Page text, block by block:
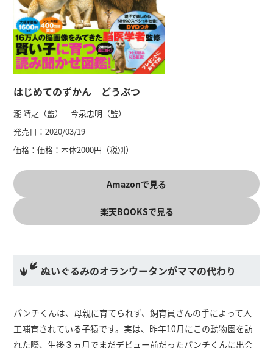
はじめてのずかん どうぶつ
瀧 靖之（監） 今泉忠明（監）
発売日：2020/03/19
価格：価格：本体2000円（税別）
Amazonで見る
楽天BOOKSで見る
ぬいぐるみのオランウータンがママの代わり
パンチくんは、母親に育てられず、飼育員さんの手によって人
工哺育されている子猿です。実は、昨年10月にこの動物園を訪
れた際、生後３ヵ月でまだデビュー前だったパンチくんに出会